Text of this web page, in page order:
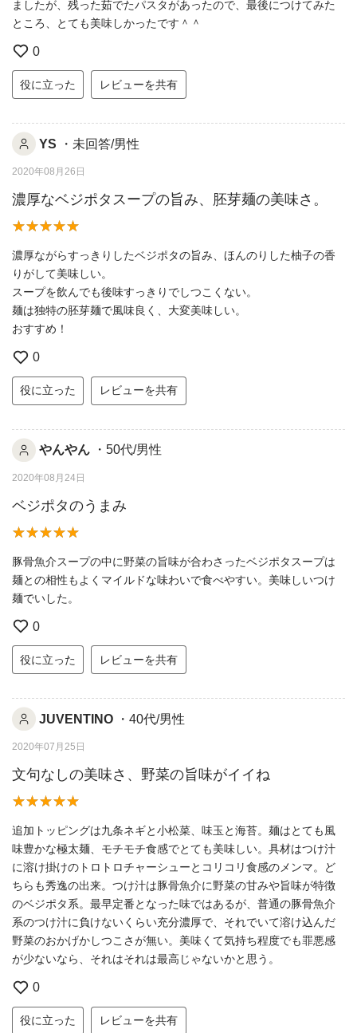
ましたが、残った茹でたパスタがあったので、最後につけてみた
ところ、とても美味しかったです＾＾
0
役に立った レビューを共有
YS ・未回答/男性
2020年08月26日
濃厚なベジポタスープの旨み、胚芽麺の美味さ。
濃厚ながらすっきりしたベジポタの旨み、ほんのりした柚子の香
りがして美味しい。
スープを飲んでも後味すっきりでしつこくない。
麺は独特の胚芽麺で風味良く、大変美味しい。
おすすめ！
0
役に立った レビューを共有
やんやん ・50代/男性
2020年08月24日
ベジポタのうまみ
豚骨魚介スープの中に野菜の旨味が合わさったベジポタスープは
麺との相性もよくマイルドな味わいで食べやすい。美味しいつけ
麺でいした。
0
役に立った レビューを共有
JUVENTINO ・40代/男性
2020年07月25日
文句なしの美味さ、野菜の旨味がイイね
追加トッピングは九条ネギと小松菜、味玉と海苔。麺はとても風
味豊かな極太麺、モチモチ食感でとても美味しい。具材はつけ汁
に溶け掛けのトロトロチャーシューとコリコリ食感のメンマ。ど
ちらも秀逸の出来。つけ汁は豚骨魚介に野菜の甘みや旨味が特徴
のベジポタ系。最早定番となった味ではあるが、普通の豚骨魚介
系のつけ汁に負けないくらい充分濃厚で、それでいて溶け込んだ
野菜のおかげかしつこさが無い。美味くて気持ち程度でも罪悪感
が少ないなら、それはそれは最高じゃないかと思う。
0
役に立った レビューを共有